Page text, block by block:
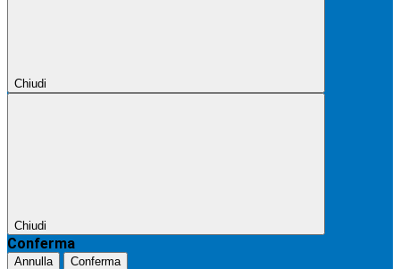
Chiudi
Chiudi
Conferma
Annulla Conferma